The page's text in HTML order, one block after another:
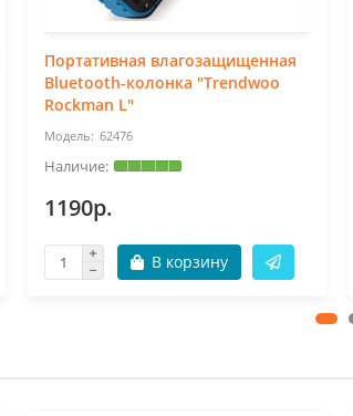
Портативная влагозащищенная
Bluetooth-колонка "Trendwoo
Rockman L"
62476
1190р.
В корзину